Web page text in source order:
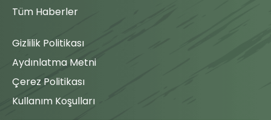
Tüm Haberler
Gizlilik Politikası
Aydınlatma Metni
Çerez Politikası
Kullanım Koşulları